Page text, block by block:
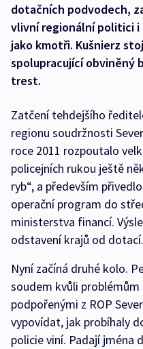
dotačních podvodech,
vlivní regionální politici
jako kmotři. Kušnierz
spolupracující obviněný
trest.
Zatčení tehdejšího
regionu soudržnosti
roce 2011 rozpoutalo
policejních rukou ještě
ryb“, a především
operační program do
ministerstva financí.
odstavení krajů od dotací.
Nyní začíná druhé kolo.
soudem kvůli
podpořenými z ROP
vypovídat, jak probíhaly
policie viní. Padají jména